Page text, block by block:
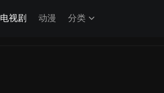
电视剧 动漫 分类